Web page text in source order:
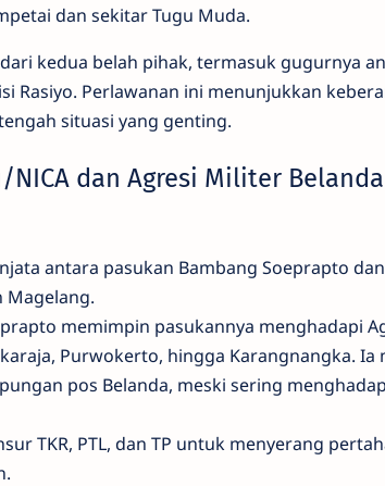
dan sekitar Tugu Muda.
kedua belah pihak, termasuk gugurnya
Rasiyo. Perlawanan ini menunjukkan
situasi yang genting.
dan Agresi Militer
antara pasukan Bambang Soeprapto
Magelang.
memimpin pasukannya menghadapi
Purwokerto, hingga Karangnangka. Ia
pos Belanda, meski sering
TKR, PTL, dan TP untuk menyerang